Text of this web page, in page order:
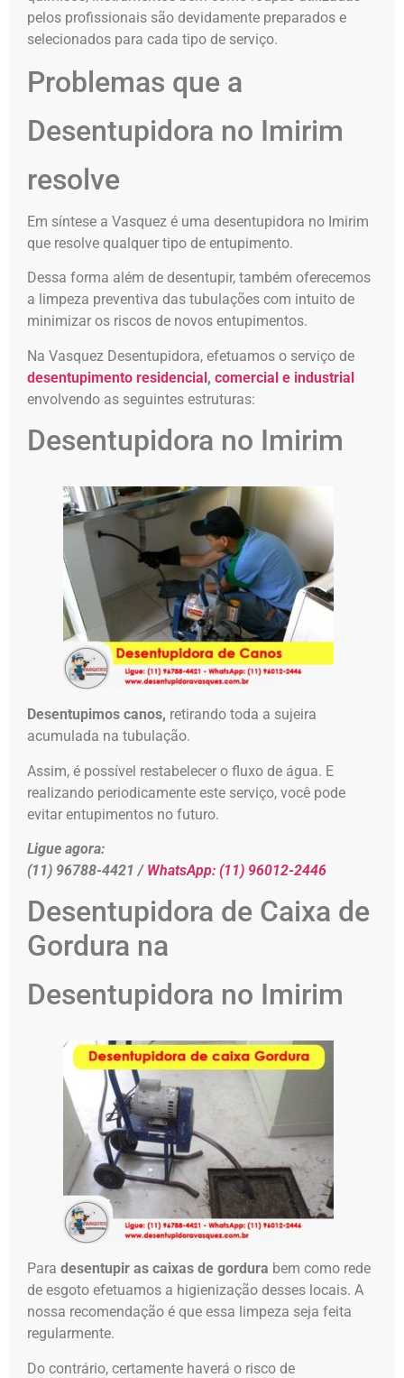
pelos profissionais são devidamente preparados e
selecionados para cada tipo de serviço.
Problemas que a
Desentupidora no Imirim
resolve
Em síntese a Vasquez é uma desentupidora no Imirim
que resolve qualquer tipo de entupimento.
Dessa forma além de desentupir, também oferecemos
a limpeza preventiva das tubulações com intuito de
minimizar os riscos de novos entupimentos.
Na Vasquez Desentupidora, efetuamos o serviço de
desentupimento residencial, comercial e industrial
envolvendo as seguintes estruturas:
Desentupidora no Imirim
Desentupimos canos, retirando toda a sujeira
acumulada na tubulação.
Assim, é possível restabelecer o fluxo de água. E
realizando periodicamente este serviço, você pode
evitar entupimentos no futuro.
Ligue agora:
(11) 96788-4421 / WhatsApp: (11) 96012-2446
Desentupidora de Caixa de
Gordura na
Desentupidora no Imirim
Para desentupir as caixas de gordura bem como rede
de esgoto efetuamos a higienização desses locais. A
nossa recomendação é que essa limpeza seja feita
regularmente.
Do contrário, certamente haverá o risco de